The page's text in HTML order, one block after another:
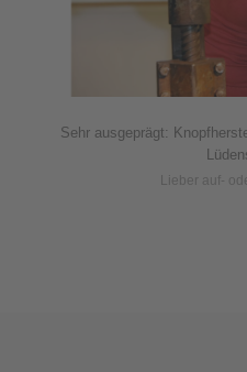
Sehr ausgeprägt:
Lieber auf-